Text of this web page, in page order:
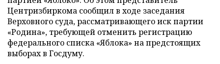
Центризбиркома сообщил в ходе заседания
Верховного суда, рассматривающего иск партии
«Родина», требующей отменить регистрацию
федерального списка «Яблока» на предстоящих
выборах в Госдуму.